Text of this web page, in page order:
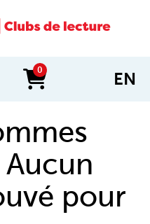
0
items in cart EN
pour